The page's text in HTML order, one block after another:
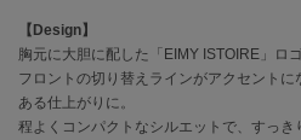
CONVERSE
コンバース
【Design】
胸元に大胆に配した「EIMY ISTOIRE」ロ
フロントの切り替えラインがアクセント
ある仕上がりに。
程よくコンパクトなシルエットで、すっき